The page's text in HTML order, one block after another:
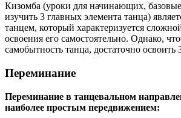
Кизомба (уроки для начинающих,
изучить 3 главных элемента танца)
танцем, который характеризуется
освоения его самостоятельно. Однако,
самобытность танца, достаточно освоить
Переминание
Переминание в танцевальном
наиболее простым передвижением: